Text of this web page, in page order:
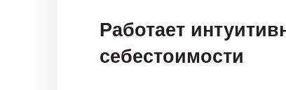
Работает
себестоимости